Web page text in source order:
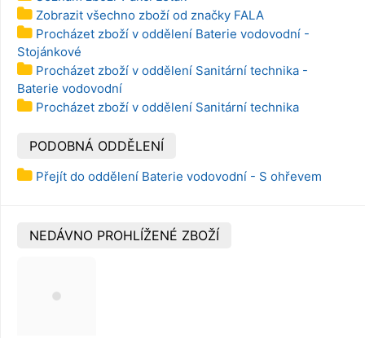
Zobrazit všechno zboží od značky FALA
Procházet zboží v oddělení Baterie vodovodní -
Stojánkové
Procházet zboží v oddělení Sanitární technika -
Baterie vodovodní
Procházet zboží v oddělení Sanitární technika
PODOBNÁ ODDĚLENÍ
Přejít do oddělení Baterie vodovodní - S ohřevem
NEDÁVNO PROHLÍŽENÉ ZBOŽÍ